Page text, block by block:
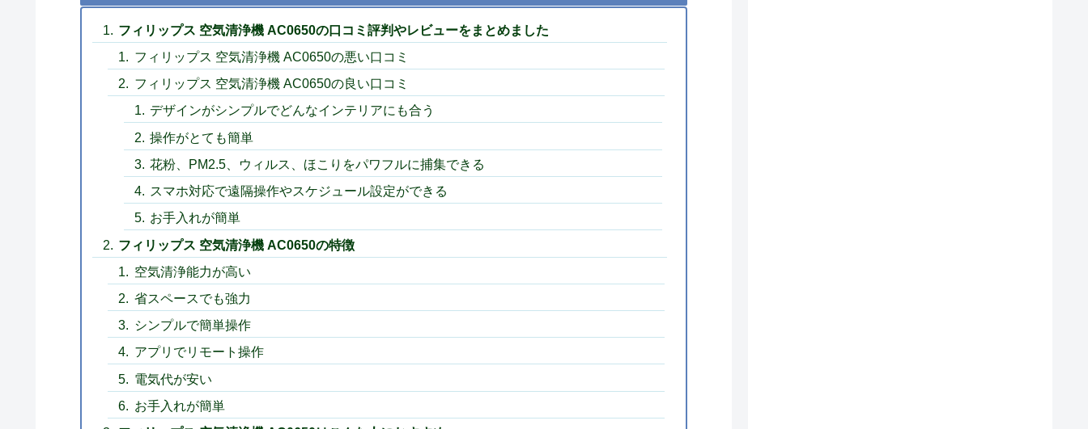
フィリップス 空気清浄機 AC0650の口コミ評判やレビューをまとめました
フィリップス 空気清浄機 AC0650の悪い口コミ
フィリップス 空気清浄機 AC0650の良い口コミ
デザインがシンプルでどんなインテリアにも合う
操作がとても簡単
花粉、PM2.5、ウィルス、ほこりをパワフルに捕集できる
スマホ対応で遠隔操作やスケジュール設定ができる
お手入れが簡単
フィリップス 空気清浄機 AC0650の特徴
空気清浄能力が高い
省スペースでも強力
シンプルで簡単操作
アプリでリモート操作
電気代が安い
お手入れが簡単